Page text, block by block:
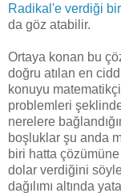
Radikal'e verdiği bir
da göz atabilir.
Ortaya konan bu
doğru atılan en
konuyu
problemleri
nerelere
boşluklar şu anda
biri hatta
dolar verdiğini
dağılımı altında